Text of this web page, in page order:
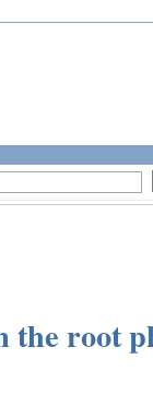
the root